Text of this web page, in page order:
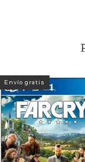
Envío gratis